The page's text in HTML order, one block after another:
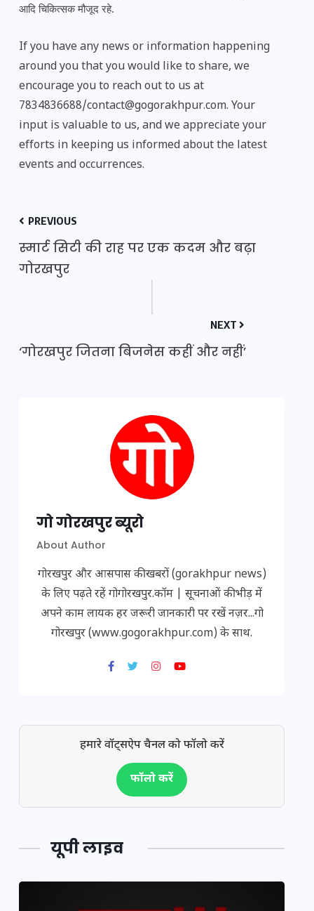
आदि चिकित्सक मौजूद रहे.
If you have any news or information happening
around you that you would like to share, we
encourage you to reach out to us at
7834836688/contact@gogorakhpur.com. Your
input is valuable to us, and we appreciate your
efforts in keeping us informed about the latest
events and occurrences.
PREVIOUS
स्मार्ट सिटी की राह पर एक कदम और बढ़ा
गोरखपुर
NEXT
‘गोरखपुर जितना बिजनेस कहीं और नहीं’
गो गोरखपुर ब्यूरो
About Author
गोरखपुर और आसपास की खबरों (gorakhpur news)
के लिए पढ़ते रहें गोगोरखपुर.कॉम | सूचनाओं की भीड़ में
अपने काम लायक हर जरूरी जानकारी पर रखें नज़र...गो
गोरखपुर (www.gogorakhpur.com) के साथ.
हमारे वॉट्सऐप चैनल को फॉलो करें
फॉलो करें
यूपी लाइव